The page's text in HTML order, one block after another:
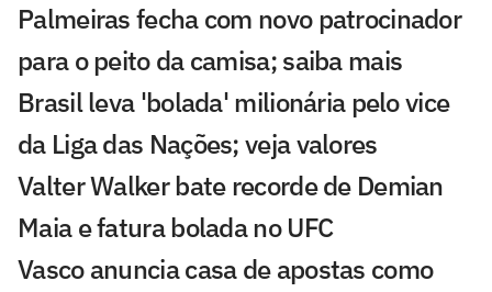
Palmeiras fecha com novo patrocinador
para o peito da camisa; saiba mais
Brasil leva 'bolada' milionária pelo vice
da Liga das Nações; veja valores
Valter Walker bate recorde de Demian
Maia e fatura bolada no UFC
Vasco anuncia casa de apostas como